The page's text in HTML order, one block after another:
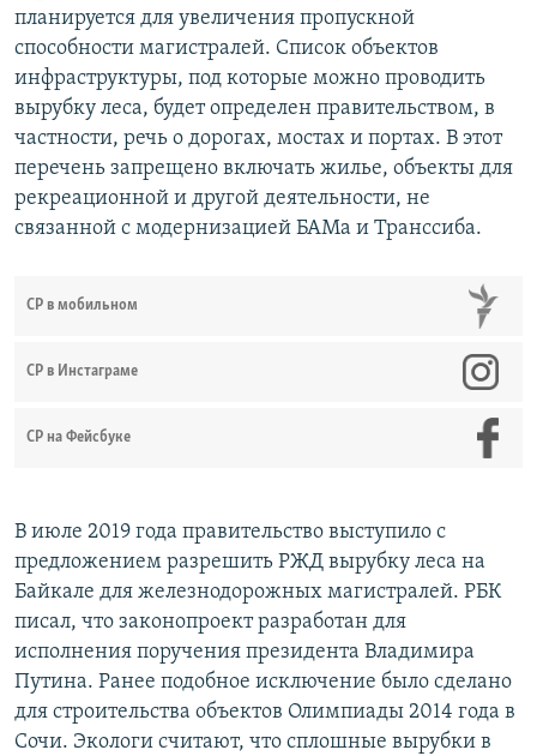
планируется для увеличения пропускной
способности магистралей. Список объектов
инфраструктуры, под которые можно проводить
вырубку леса, будет определен правительством, в
частности, речь о дорогах, мостах и портах. В этот
перечень запрещено включать жилье, объекты для
рекреационной и другой деятельности, не
связанной с модернизацией БАМа и Транссиба.
СР в мобильном
СР в Инстаграме
СР на Фейсбуке
В июле 2019 года правительство выступило с
предложением разрешить РЖД вырубку леса на
Байкале для железнодорожных магистралей. РБК
писал, что законопроект разработан для
исполнения поручения президента Владимира
Путина. Ранее подобное исключение было сделано
для строительства объектов Олимпиады 2014 года в
Сочи. Экологи считают, что сплошные вырубки в